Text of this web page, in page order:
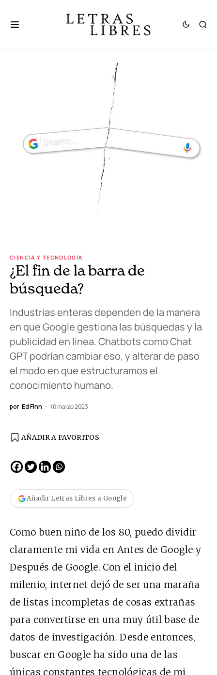
CIENCIA Y TECNOLOGÍA
¿El fin de la barra de
búsqueda?
Industrias enteras dependen de la manera
en que Google gestiona las búsquedas y la
publicidad en línea. Chatbots como Chat
GPT podrían cambiar eso, y alterar de paso
el modo en que estructuramos el
conocimiento humano.
por Ed Finn 10 marzo 2023
AÑADIR A FAVORITOS
Añadir Letras Libres a Google
Como buen niño de los 80, puedo dividir
claramente mi vida en Antes de Google y
Después de Google. Con el inicio del
milenio, internet dejó de ser una maraña
de listas incompletas de cosas extrañas
para convertirse en una muy útil base de
datos de investigación. Desde entonces,
buscar en Google ha sido una de las
únicas constantes tecnológicas de mi